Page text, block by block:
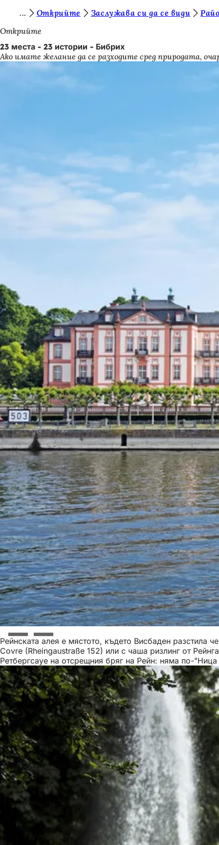
Преминаване към съдържанието
и
е
с
Открийте Заслужава си да се види
Открийте
23 места - 23 истории - Бибрих
Ако имате желание да се разходите сред природата,
Рейнската алея е мястото, където Висбаден разстила
Covre (Rheingaustraße 152) или с чаша ризлинг от
Ретбергсауе на отсрещния бряг на Рейн: няма по-